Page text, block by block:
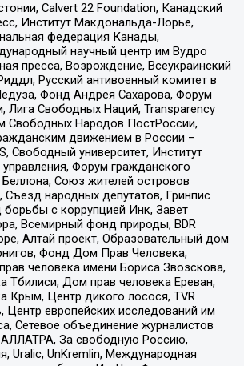
Calvert 22 Foundation, Канадский
Институт Макдональда-Лорье,
федерация Канады,
научный центр им Вудро
пресса, Возрождение, Всеукраинский
Русский антивоенный комитет в
Фонд Андрея Сахарова, Форум
Лига Свободных Наций, Transparеncy
Свободных Народов ПостРоссии,
движением в России –
Свободный университет, Институт
управления, Форум гражданского
Союз жителей островов
народных депутатов, Гринпис
с коррупцией Инк, Завет
Всемирный фонд природы, BDR
Алтай проект, Образовательный дом
Фонд Дом Прав Человека,
человека имени Бориса Звозскова,
Тбилиси, Дом прав человека Ереван,
Крым, Центр дикого лосося, TVR
европейских исследований им
Сетевое объединение журналистов
АЛЛАТРА, За свободную Россию,
Uralic, UnKremlin, Международная